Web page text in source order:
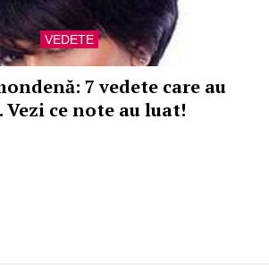
VEDETE
7 vedete care au
Vezi ce note au luat!